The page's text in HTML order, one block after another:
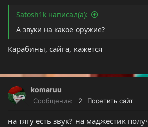
Satosh1k написал(а):
А звуки на какое оружие?
Карабины, сайга, кажется
komaruu
Сообщения 2 Посетить сайт
на тягу есть звук? на маджестик